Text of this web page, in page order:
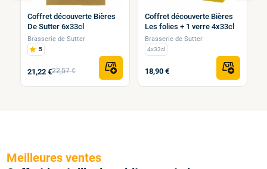
Coffret découverte Bières
De Sutter 6x33cl
Brasserie de Sutter
5
21,22 €22,57 €
Coffret découverte Bières
Les folies + 1 verre 4x33cl
Brasserie de Sutter
4x33cl
18,90 €
Meilleures ventes